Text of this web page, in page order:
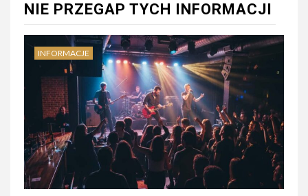
NIE PRZEGAP TYCH INFORMACJI
INFORMACJE